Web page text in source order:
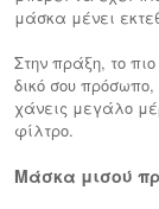
μάσκα μένει
Στην πράξη, το
δικό σου
χάνεις μεγάλο
φίλτρο.
Μάσκα μισού